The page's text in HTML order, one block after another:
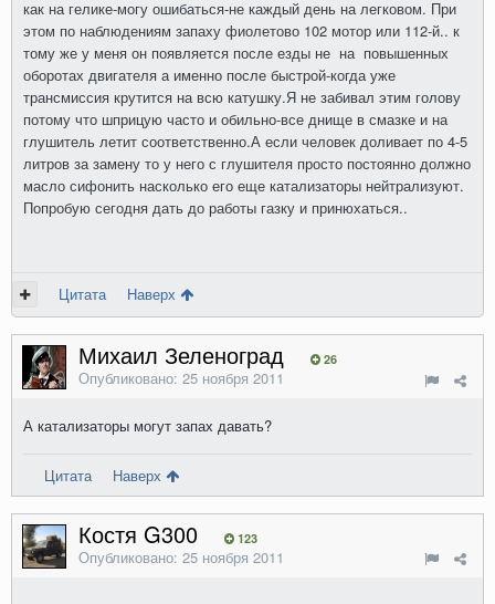
как на гелике-могу ошибаться-не каждый день на легковом. При
этом по наблюдениям запаху фиолетово 102 мотор или 112-й.. к
тому же у меня он появляется после езды не на повышенных
оборотах двигателя а именно после быстрой-когда уже
трансмиссия крутится на всю катушку.Я не забивал этим голову
потому что шприцую часто и обильно-все днище в смазке и на
глушитель летит соответственно.А если человек доливает по 4-5
литров за замену то у него с глушителя просто постоянно должно
масло сифонить насколько его еще катализаторы нейтрализуют.
Попробую сегодня дать до работы газку и принюхаться..
Цитата Наверх
Михаил Зеленоград 26
Опубликовано: 25 ноября 2011
А катализаторы могут запах давать?
Цитата Наверх
Костя G300 123
Опубликовано: 25 ноября 2011